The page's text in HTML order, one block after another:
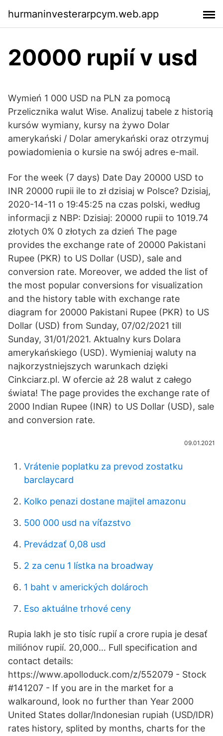
hurmaninvesterarpcym.web.app
20000 rupií v usd
Wymień 1 000 USD na PLN za pomocą
Przelicznika walut Wise. Analizuj tabele z historią
kursów wymiany, kursy na żywo Dolar
amerykański / Dolar amerykański oraz otrzymuj
powiadomienia o kursie na swój adres e-mail.
For the week (7 days) Date Day 20000 USD to
INR 20000 rupii ile to zł dzisiaj w Polsce? Dzisiaj,
2020-14-11 o 19:45:25 na czas polski, według
informacji z NBP: Dzisiaj: 20000 rupii to 1019.74
złotych 0% 0 złotych za dzień The page
provides the exchange rate of 20000 Pakistani
Rupee (PKR) to US Dollar (USD), sale and
conversion rate. Moreover, we added the list of
the most popular conversions for visualization
and the history table with exchange rate
diagram for 20000 Pakistani Rupee (PKR) to US
Dollar (USD) from Sunday, 07/02/2021 till
Sunday, 31/01/2021. Aktualny kurs Dolara
amerykańskiego (USD). Wymieniaj waluty na
najkorzystniejszych warunkach dzięki
Cinkciarz.pl. W ofercie aż 28 walut z całego
świata! The page provides the exchange rate of
2000 Indian Rupee (INR) to US Dollar (USD), sale
and conversion rate.
09.01.2021
Vrátenie poplatku za prevod zostatku
barclaycard
Kolko penazi dostane majitel amazonu
500 000 usd na víťazstvo
Prevádzať 0,08 usd
2 za cenu 1 lístka na broadway
1 baht v amerických dolároch
Eso aktuálne trhové ceny
Rupia lakh je sto tisíc rupií a crore rupia je desať
miliónov rupií. 20,000… Full specification and
contact details:
https://www.apolloduck.com/z/552079 - Stock
#141207 - If you are in the market for a
walkaround, look no further than Year 2000
United States dollar/Indonesian rupiah (USD/IDR)
rates history, splited by months, charts for the